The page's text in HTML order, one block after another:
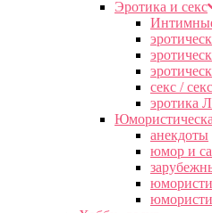
Эротика и секс
секс /
эротика
анекдоты
юмор и